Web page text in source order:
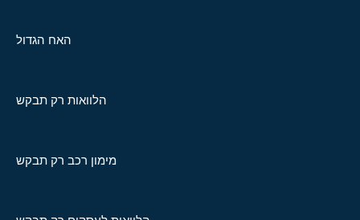
האח הגדול
הלוואות רק תבקש
מימון רכב רק תבקש